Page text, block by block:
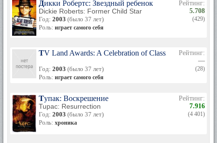
Дикки Робертс: Звездный ребенок
Dickie Roberts: Former Child Star
Год: 2003 (было 37 лет)
Роль: играет самого себя
Рейтинг:
5.708
(429)
TV Land Awards: A Celebration of Classic TV
Год: 2003 (было 37 лет)
Роль: играет самого себя
Рейтинг:
—
(28)
Тупак: Воскрешение
Tupac: Resurrection
Год: 2003 (было 37 лет)
Роль: хроника
Рейтинг:
7.916
(4 401)